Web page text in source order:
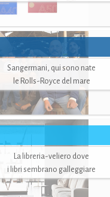
Sangermani, qui sono nate
le Rolls-Royce del mare
La libreria-veliero dove
i libri sembrano galleggiare